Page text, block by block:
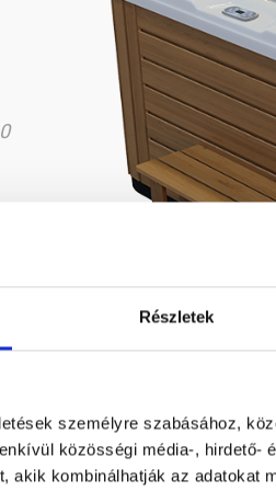
Részletek
személyre szabásához,
közösségi média-, hirdető-
akik kombinálhatják az adatokat